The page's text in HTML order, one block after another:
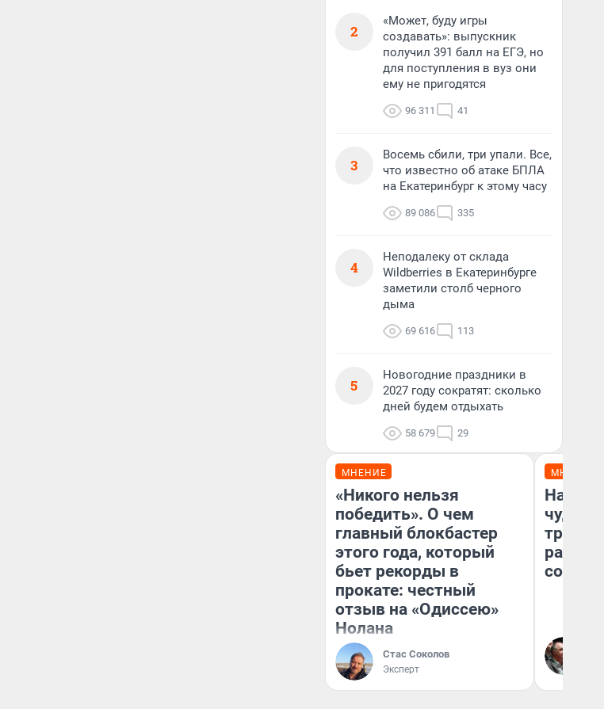
2
«Может, буду игры
создавать»: выпускник
получил 391 балл на ЕГЭ, но
для поступления в вуз они
ему не пригодятся
96 311 41
3
Восемь сбили, три упали. Все,
что известно об атаке БПЛА
на Екатеринбург к этому часу
89 086 335
4
Неподалеку от склада
Wildberries в Екатеринбурге
заметили столб черного
дыма
69 616 113
5
Новогодние праздники в
2027 году сократят: сколько
дней будем отдыхать
58 679 29
МНЕНИЕ
«Никого нельзя
победить». О чем
главный блокбастер
этого года, который
бьет рекорды в
прокате: честный
отзыв на «Одиссею»
Нолана
Стас Соколов
Эксперт
МНЕНИЕ
чудом